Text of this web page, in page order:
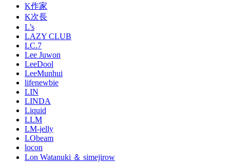
K作家
K次長
L’s
LAZY CLUB
LC.7
Lee Juwon
LeeDool
LeeMunhui
lifenewbie
LIN
LINDA
Liquid
LLM
LM-jelly
LObeam
locon
Lon Watanuki ＆ simejirow